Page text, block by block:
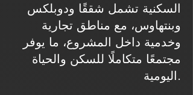
السكنية تشمل شققًا ودوبلكس
وبنتهاوس، مع مناطق تجارية
وخدمية داخل المشروع، ما يوفر
مجتمعًا متكاملًا للسكن والحياة
اليومية.